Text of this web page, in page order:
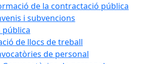
de la contractació pública
i subvencions
pública
de llocs de treball
de personal